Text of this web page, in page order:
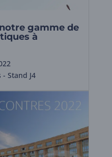
gamme de
à
Stand J4